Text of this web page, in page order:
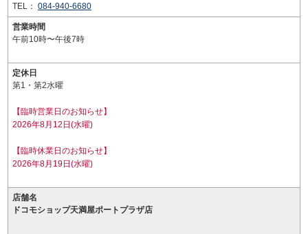
TEL： 084-940-6680
営業時間
午前10時〜午後7時
定休日
第1・第2水曜
【臨時営業日のお知らせ】
2026年8月12日(水曜)
【臨時休業日のお知らせ】
2026年8月19日(水曜)
店舗名
ドコモショップ天満屋ポートプラザ店